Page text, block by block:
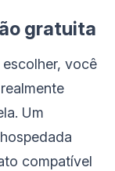
gratuita
você
Um
compatível